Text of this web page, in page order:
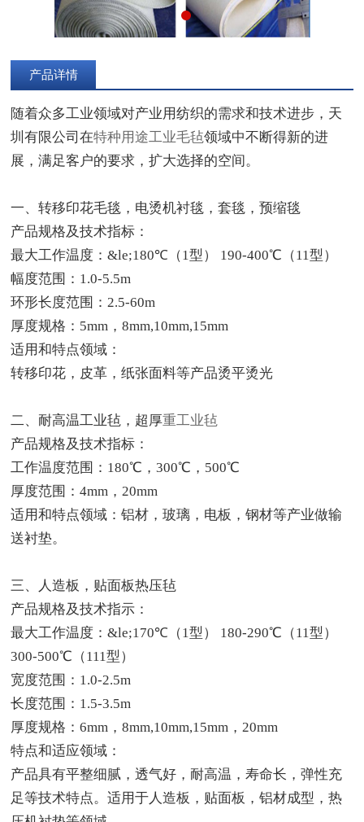
产品详情
随着众多工业领域对产业用纺织的需求和技术进步，天
圳有限公司在特种用途工业毛毡领域中不断得新的进
展，满足客户的要求，扩大选择的空间。
一、转移印花毛毯，电烫机衬毯，套毯，预缩毯
产品规格及技术指标：
最大工作温度：&le;180℃（1型） 190-400℃（11型）
幅度范围：1.0-5.5m
环形长度范围：2.5-60m
厚度规格：5mm，8mm,10mm,15mm
适用和特点领域：
转移印花，皮革，纸张面料等产品烫平烫光
二、耐高温工业毡，超厚重工业毡
产品规格及技术指标：
工作温度范围：180℃，300℃，500℃
厚度范围：4mm，20mm
适用和特点领域：铝材，玻璃，电板，钢材等产业做输
送衬垫。
三、人造板，贴面板热压毡
产品规格及技术指示：
最大工作温度：&le;170℃（1型） 180-290℃（11型）
300-500℃（111型）
宽度范围：1.0-2.5m
长度范围：1.5-3.5m
厚度规格：6mm，8mm,10mm,15mm，20mm
特点和适应领域：
产品具有平整细腻，透气好，耐高温，寿命长，弹性充
足等技术特点。适用于人造板，贴面板，铝材成型，热